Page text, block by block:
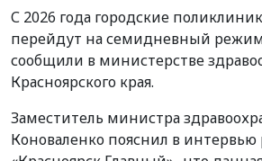
С 2026 года городские
перейдут на семидневный
сообщили в министерстве
Красноярского края.
Заместитель министра
Коноваленко пояснил в